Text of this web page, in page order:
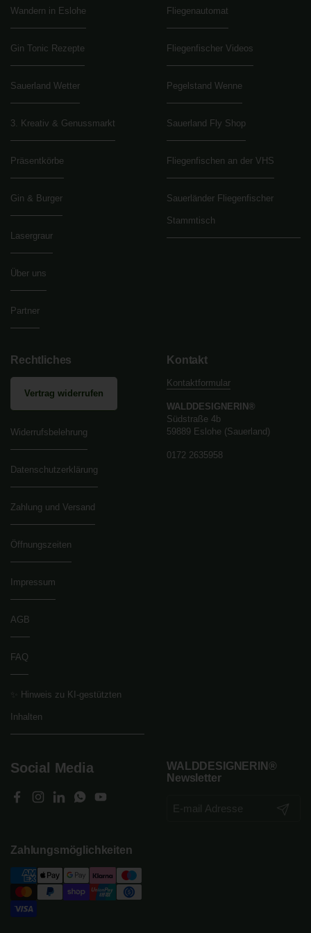
Wandern in Eslohe
Gin Tonic Rezepte
Sauerland Wetter
3. Kreativ & Genussmarkt
Präsentkörbe
Gin & Burger
Lasergraur
Über uns
Partner
Fliegenautomat
Fliegenfischer Videos
Pegelstand Wenne
Sauerland Fly Shop
Fliegenfischen an der VHS
Sauerländer Fliegenfischer
Stammtisch
Rechtliches
Vertrag widerrufen
Widerrufsbelehrung
Datenschutzerklärung
Zahlung und Versand
Öffnungszeiten
Impressum
AGB
FAQ
✨ Hinweis zu KI-gestützten
Inhalten
Kontakt
Kontaktformular
WALDDESIGNERIN®
Südstraße 4b
59889 Eslohe (Sauerland)
0172 2635958
Social Media
FacebookInstagram
LinkedInWhatsAppYouTube
WALDDESIGNERIN®
Newsletter
Zahlungsmöglichkeiten